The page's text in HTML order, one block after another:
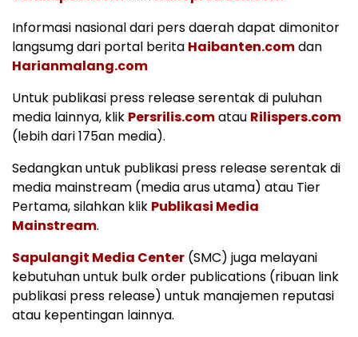
Informasi nasional dari pers daerah dapat dimonitor
langsumg dari portal berita Haibanten.comdan
Harianmalang.com
Untuk publikasi press release serentak di puluhan
media lainnya, klik Persrilis.comatau Rilispers.com
(lebih dari 175an media).
Sedangkan untuk publikasi press release serentak di
media mainstream (media arus utama) atau Tier
Pertama, silahkan klik Publikasi Media
Mainstream.
Sapulangit Media Center (SMC) juga melayani
kebutuhan untuk bulk order publications (ribuan link
publikasi press release) untuk manajemen reputasi
atau kepentingan lainnya.